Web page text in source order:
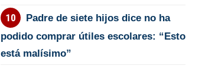
Padre de siete hijos dice no ha
podido comprar útiles escolares: “Esto
está malísimo”